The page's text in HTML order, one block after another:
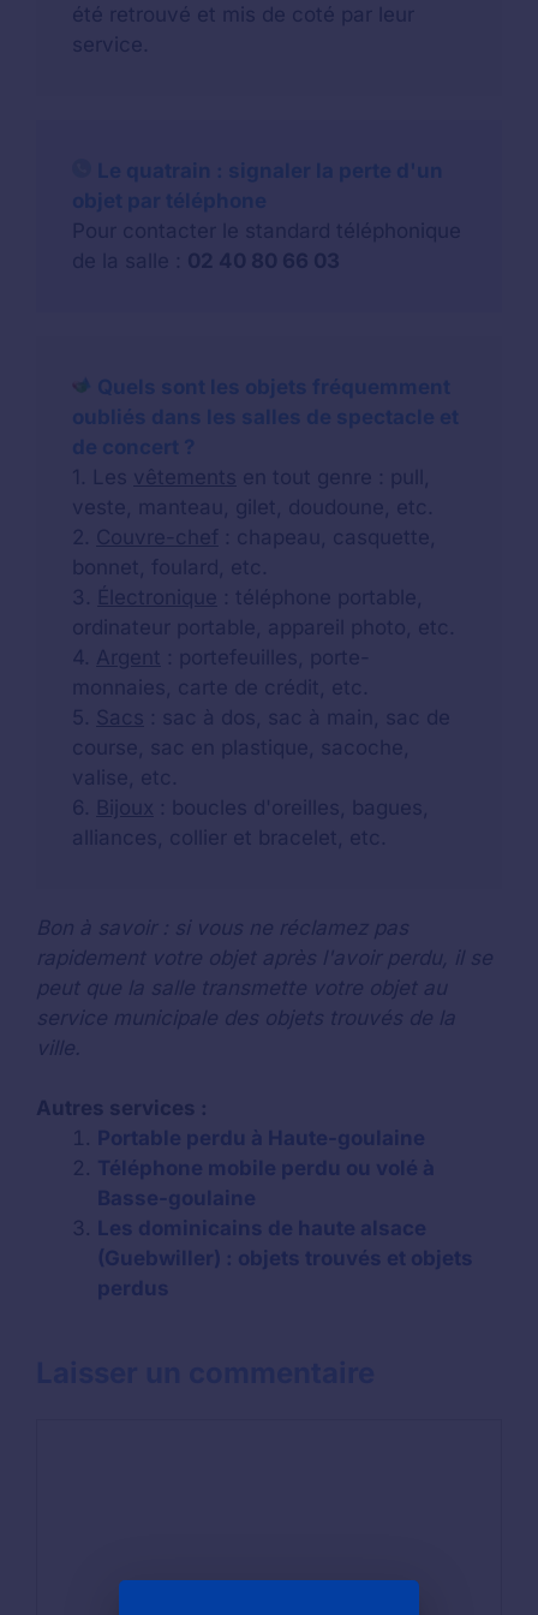
été retrouvé et mis de coté par leur
service.
Quels sont les objets fréquemment
oubliés dans les salles de spectacle et
de concert ?
1. Les vêtements en tout genre : pull,
veste, manteau, gilet, doudoune, etc.
2. Couvre-chef : chapeau, casquette,
bonnet, foulard, etc.
3. Électronique : téléphone portable,
ordinateur portable, appareil photo, etc.
4. Argent : portefeuilles, porte-
monnaies, carte de crédit, etc.
5. Sacs : sac à dos, sac à main, sac de
course, sac en plastique, sacoche,
valise, etc.
6. Bijoux : boucles d'oreilles, bagues,
alliances, collier et bracelet, etc.
Bon à savoir : si vous ne réclamez pas
rapidement votre objet après l'avoir perdu, il se
peut que la salle transmette votre objet au
service municipale des objets trouvés de la
ville.
Autres services :
Portable perdu à Haute-goulaine
Téléphone mobile perdu ou volé à
Basse-goulaine
Les dominicains de haute alsace
(Guebwiller) : objets trouvés et objets
perdus